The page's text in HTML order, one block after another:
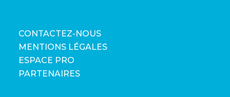
CONTACTEZ-NOUS
MENTIONS LÉGALES
ESPACE PRO
PARTENAIRES